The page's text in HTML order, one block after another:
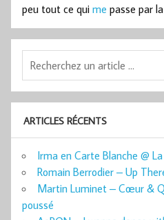
peu tout ce qui me passe par
ARTICLES RÉCENTS
Irma en Carte Blanche @
Romain Berrodier – Up
Martin Luminet – Cœur &
poussé